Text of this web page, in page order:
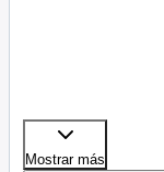
Mostrar más